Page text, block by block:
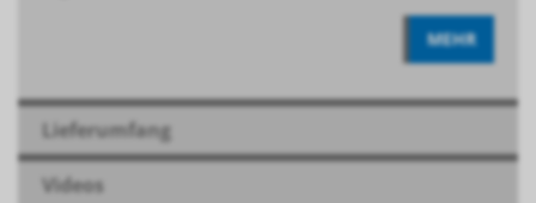
MEHR
Lieferumfang
Videos